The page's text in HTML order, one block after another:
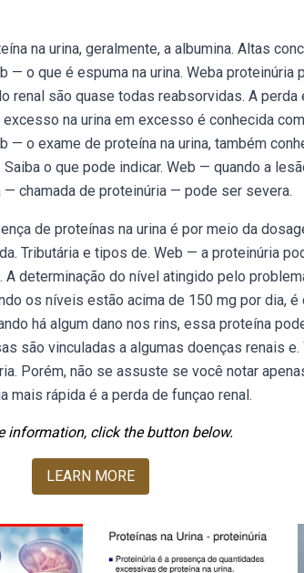
na urina, geralmente, a albumina. Altas
— o que é espuma na urina. Weba proteinúria
renal são quase todas reabsorvidas. A
na urina em excesso é conhecida
— o exame de proteína na urina, também
o que pode indicar. Web — quando a
chamada de proteinúria — pode ser severa.
de proteínas na urina é por meio da
Tributária e tipos de. Web — a proteinúria
A determinação do nível atingido pelo
os níveis estão acima de 150 mg por dia,
há algum dano nos rins, essa proteína
são vinculadas a algumas doenças renais
Porém, não se assuste se você notar
mais rápida é a perda de funçao renal.
information, click the button below.
LEARN MORE